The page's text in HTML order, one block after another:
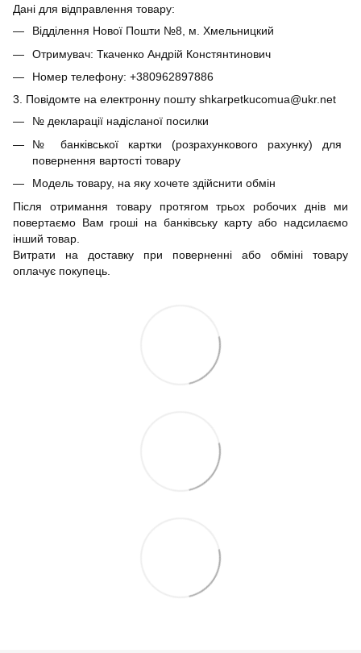
Дані для відправлення товару:
Відділення Нової Пошти №8, м. Хмельницкий
Отримувач: Ткаченко Андрій Констянтинович
Номер телефону: +380962897886
3. Повідомте на електронну пошту shkarpetkucomua@ukr.net
№ декларації надісланої посилки
№ банківської картки (розрахункового рахунку) для
повернення вартості товару
Модель товару, на яку хочете здійснити обмін
Після отримання товару протягом трьох робочих днів ми
повертаємо Вам гроші на банківську карту або надсилаємо
інший товар.
Витрати на доставку при поверненні або обміні товару
оплачує покупець.